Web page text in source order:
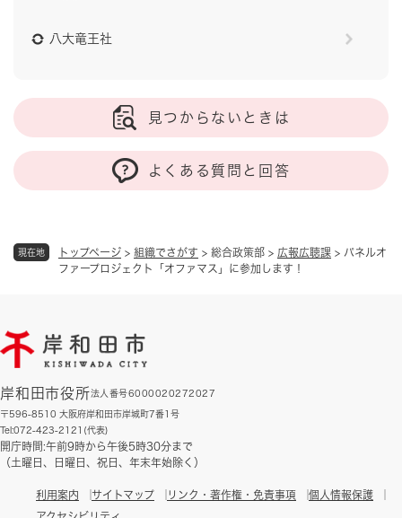
現在地 トップページ > 組織でさがす > 総合政策部 > 広報広聴課 > パネルオ
ファープロジェクト「オファマス」に参加します！
八大竜王社
見つからないときは
よくある質問と回答
岸和田市役所法人番号6000020272027
〒596-8510 大阪府岸和田市岸城町7番1号
Tel:072-423-2121(代表)
開庁時間:午前9時から午後5時30分まで
（土曜日、日曜日、祝日、年末年始除く）
利用案内 サイトマップ リンク・著作権・免責事項
個人情報保護